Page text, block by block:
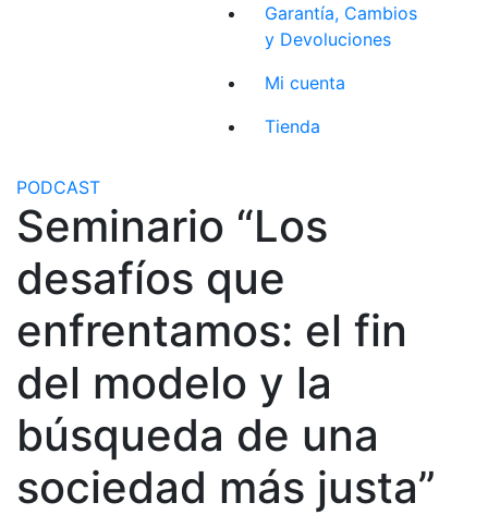
Garantía, Cambios
y Devoluciones
Mi cuenta
Tienda
PODCAST
Seminario “Los
desafíos que
enfrentamos: el fin
del modelo y la
búsqueda de una
sociedad más justa”